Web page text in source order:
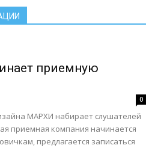
приемную
0
МАРХИ набирает слушателей
приемная компания начинается
предлагается записаться